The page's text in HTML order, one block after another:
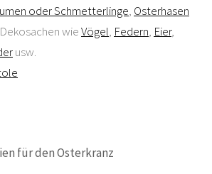
oder Schmetterlinge, Osterhasen
wieVögel, Federn, Eier,
usw.
für den Osterkranz